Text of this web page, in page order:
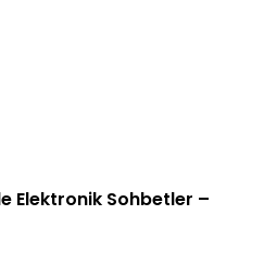
Elektronik Sohbetler –